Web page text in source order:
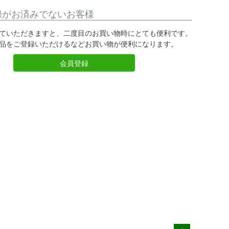
がお済みでないお客様
いただきますと、二度目のお買い物時にとても便利です。
をご登録いただけるなどお買い物が便利になります。
会員登録